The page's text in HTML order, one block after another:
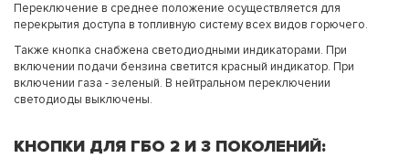
Переключение в среднее положение осуществляется для
перекрытия доступа в топливную систему всех видов горючего.
Также кнопка снабжена светодиодными индикаторами. При
включении подачи бензина светится красный индикатор. При
включении газа - зеленый. В нейтральном переключении
светодиоды выключены.
КНОПКИ ДЛЯ ГБО 2 И 3 ПОКОЛЕНИЙ: